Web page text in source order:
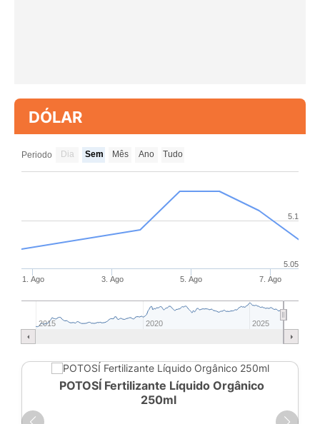
DÓLAR
Periodo Dia Sem Mês Ano Tudo
1. Ago 3. Ago 5. Ago 7. Ago
2015 2020 2025
5.05
5.1
POTOSÍ Fertilizante Líquido Orgânico
250ml